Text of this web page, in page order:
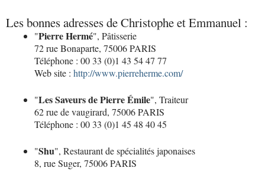
Les bonnes adresses de Christophe et Emmanuel :
"Pierre Hermé", Pâtisserie
72 rue Bonaparte, 75006 PARIS
Téléphone : 00 33 (0)1 43 54 47 77
Web site : http://www.pierreherme.com/
"Les Saveurs de Pierre Émile", Traiteur
62 rue de vaugirard, 75006 PARIS
Téléphone : 00 33 (0)1 45 48 40 45
"Shu", Restaurant de spécialités japonaises
8, rue Suger, 75006 PARIS